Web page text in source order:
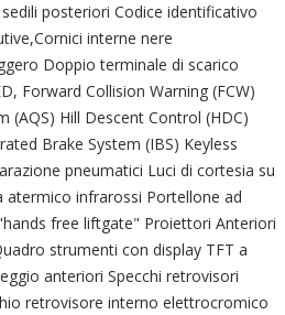
posteriori Codice identificativo
interne nere
Doppio terminale di scarico
Forward Collision Warning (FCW)
(AQS) Hill Descent Control (HDC)
Brake System (IBS) Keyless
pneumatici Luci di cortesia su
atermico infrarossi Portellone ad
free liftgate" Proiettori Anteriori
strumenti con display TFT a
anteriori Specchi retrovisori
retrovisore interno elettrocromico